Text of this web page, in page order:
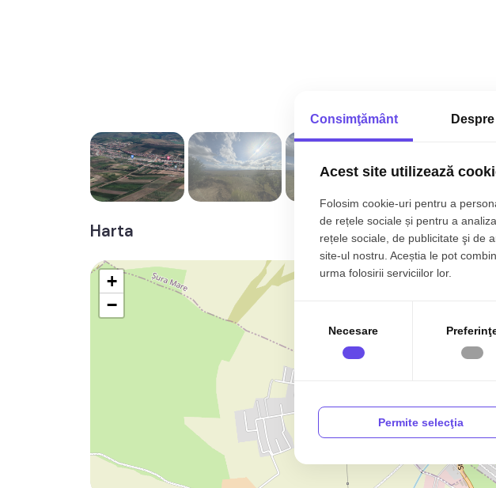
Harta
+
−
Consimţământ Despre
Acest site utilizează
Folosim cookie-uri pentru a
de rețele sociale și pentru a
rețele sociale, de publicitate şi de
site-ul nostru. Aceștia le pot
urma folosirii serviciilor lor.
Necesare
Permite selecţia